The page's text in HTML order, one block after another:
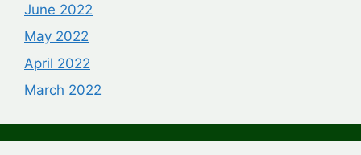
June 2022
May 2022
April 2022
March 2022